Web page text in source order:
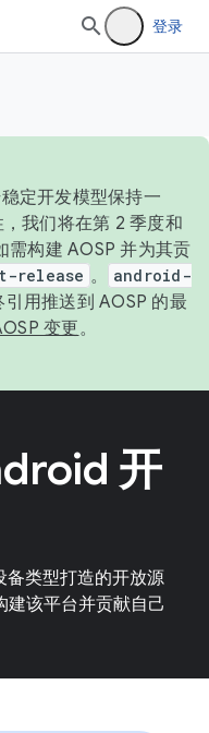
登录
定开发模型保持一
我们将在第 2 季度和
需构建 AOSP 并为其贡
release 。
android-
用推送到 AOSP 的最
变更。
开
类型打造的开放源
建该平台并贡献自己